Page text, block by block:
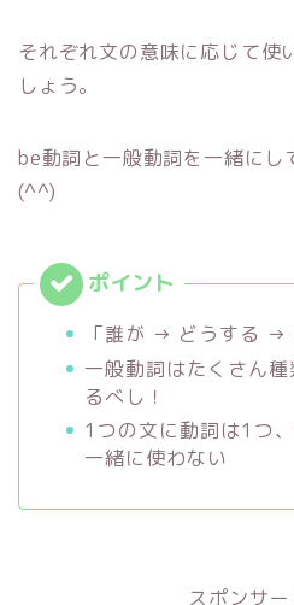
それぞれ文の意味に応じて使
しょう。
be動詞と一般動詞を一緒にし
(^^)
「誰が → どうする →
一般動詞はたくさん
るべし！
1つの文に動詞は1つ
一緒に使わない
スポンサー